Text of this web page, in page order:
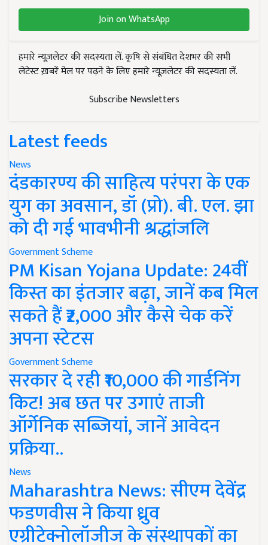
Join on WhatsApp
हमारे न्यूज़लेटर की सदस्यता लें. कृषि से संबंधित देशभर की सभी
लेटेस्ट ख़बरें मेल पर पढ़ने के लिए हमारे न्यूज़लेटर की सदस्यता लें.
Subscribe Newsletters
Latest feeds
News
दंडकारण्य की साहित्य परंपरा के एक
युग का अवसान, डॉ (प्रो). बी. एल. झा
को दी गई भावभीनी श्रद्धांजलि
Government Scheme
PM Kisan Yojana Update: 24वीं
किस्त का इंतजार बढ़ा, जानें कब मिल
सकते हैं ₹2,000 और कैसे चेक करें
अपना स्टेटस
Government Scheme
सरकार दे रही ₹10,000 की गार्डनिंग
किट! अब छत पर उगाएं ताजी
ऑर्गेनिक सब्जियां, जानें आवेदन
प्रक्रिया..
News
Maharashtra News: सीएम देवेंद्र
फडणवीस ने किया ध्रुव
एग्रीटेक्नोलॉजीज के संस्थापकों का